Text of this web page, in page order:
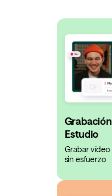
Grabación
Estudio
Grabar vídeo
sin esfuerzo